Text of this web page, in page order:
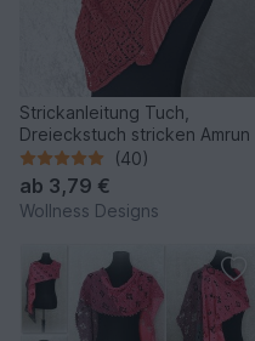
Strickanleitung Tuch,
Dreieckstuch stricken Amrun
(40)
ab 3,79 €
Wollness Designs